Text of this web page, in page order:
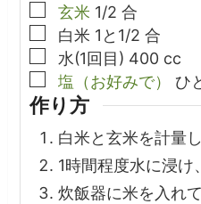
▢
玄米 1/2 合
▢
白米 1と1/2 合
▢
水(1回目) 400 cc
▢
塩（お好みで） ひ
作り方
白米と玄米を計量
1時間程度水に浸け
炊飯器に米を入れ